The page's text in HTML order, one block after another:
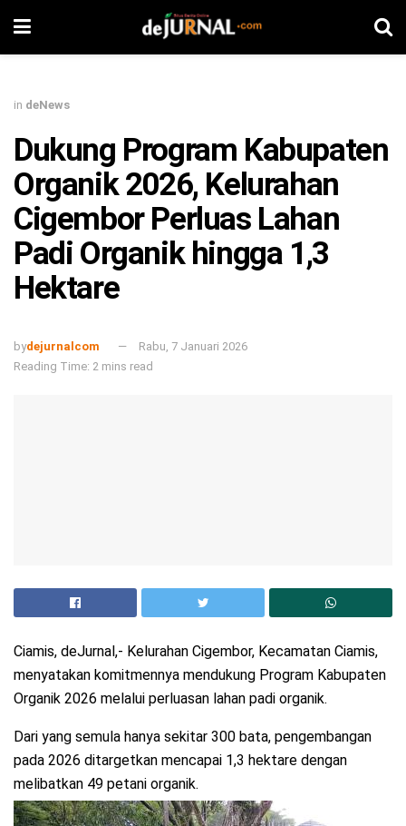
in deNews
Dukung Program Kabupaten
Organik 2026, Kelurahan
Cigembor Perluas Lahan
Padi Organik hingga 1,3
Hektare
bydejurnalcom
Rabu, 7 Januari 2026
Reading Time: 2 mins read
Ciamis, deJurnal,- Kelurahan Cigembor, Kecamatan Ciamis,
menyatakan komitmennya mendukung Program Kabupaten
Organik 2026 melalui perluasan lahan padi organik.
Dari yang semula hanya sekitar 300 bata, pengembangan
pada 2026 ditargetkan mencapai 1,3 hektare dengan
melibatkan 49 petani organik.